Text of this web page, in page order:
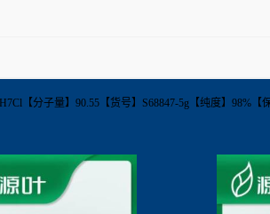
【分子量】90.55【货号】S68847-5g【纯度】98%